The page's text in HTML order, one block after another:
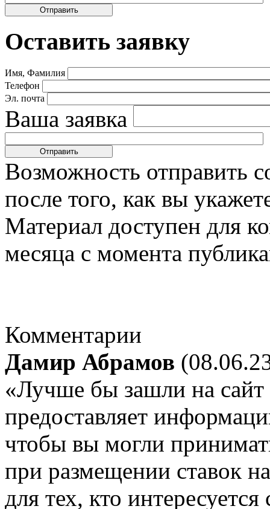
Оставить заявку
Имя, Фамилия
Телефон
Эл. почта
Ваша заявка
Возможность отправить
после того, как вы
Материал доступен для
месяца с момента
Комментарии
Дамир Абрамов
«Лучше бы зашли на
предоставляет
чтобы вы могли
при размещении ставок
для тех, кто